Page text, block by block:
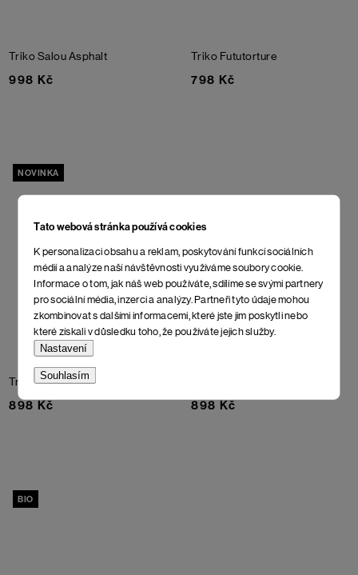
Tato webová stránka používá cookies
K personalizaci obsahu a reklam, poskytování funkcí sociálních
médií a analýze naší návštěvnosti využíváme soubory cookie.
Informace o tom, jak náš web používáte, sdílíme se svými partnery
pro sociální média, inzerci a analýzy. Partneři tyto údaje mohou
zkombinovat s dalšími informacemi, které jste jim poskytli nebo
které získali v důsledku toho, že používáte jejich služby.
Nastavení
Souhlasím
Triko SalouAsphalt
998 Kč
Triko Fututorture
798 Kč
NOVINKA
Triko Nerror
898 Kč 898 Kč
BIO